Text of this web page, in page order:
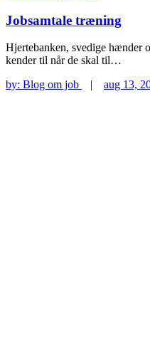
Jobsamtale træning
Hjertebanken, svedige hænder
kender til når de skal til…
by: Blog om job | aug 13,